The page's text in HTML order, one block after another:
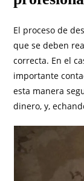
El proceso de
que se deben
correcta. En el
importante
esta manera
dinero, y,